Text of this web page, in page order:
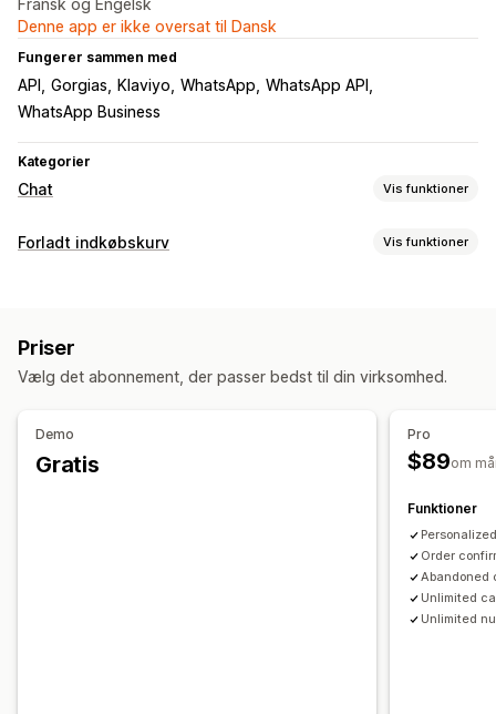
Fransk og Engelsk
Denne app er ikke oversat til Dansk
Fungerer sammen med
API Gorgias Klaviyo WhatsApp WhatsApp API
WhatsApp Business
Kategorier
Chat Vis funktioner
Beskeder i realtid
Automatiske svar
Gendannelse af indkøbskurv
Rabatter
Hurtige svar
Ordreopdateringer
Krydssalg
Chatknapper
Forladt indkøbskurv Vis funktioner
Konverteringssporing
Målretningsregler
Priser
Vælg det abonnement, der passer bedst til din virksomhed.
Demo
Gratis
Pro
$89om
Funktioner
Order
Abandoned
Unlimited
Unlimited